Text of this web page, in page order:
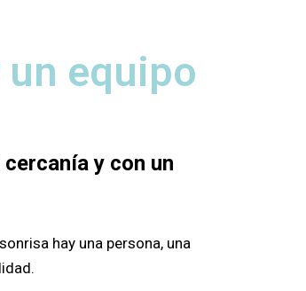
equipo
y con un
hay una persona, una